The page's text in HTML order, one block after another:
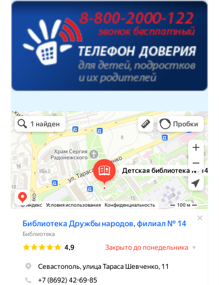
Детская библиотека № 14 Дружбы народов
Библиотека в Севастополе